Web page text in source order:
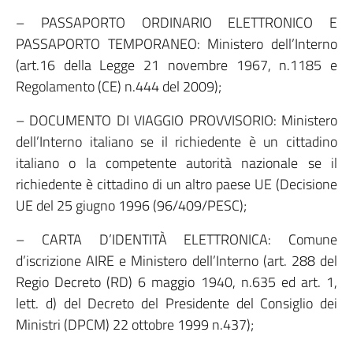
– PASSAPORTO ORDINARIO ELETTRONICO E
PASSAPORTO TEMPORANEO: Ministero dell’Interno
(art.16 della Legge 21 novembre 1967, n.1185 e
Regolamento (CE) n.444 del 2009);
– DOCUMENTO DI VIAGGIO PROVVISORIO: Ministero
dell’Interno italiano se il richiedente è un cittadino
italiano o la competente autorità nazionale se il
richiedente è cittadino di un altro paese UE (Decisione
UE del 25 giugno 1996 (96/409/PESC);
– CARTA D’IDENTITÀ ELETTRONICA: Comune
d’iscrizione AIRE e Ministero dell’Interno (art. 288 del
Regio Decreto (RD) 6 maggio 1940, n.635 ed art. 1,
lett. d) del Decreto del Presidente del Consiglio dei
Ministri (DPCM) 22 ottobre 1999 n.437);